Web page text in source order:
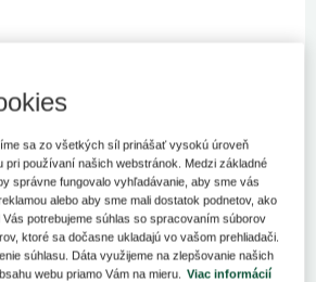
č. 369/2020 Z.z., ktorým sa mení a
na výkon zdravotníckeho
ďalšieho vzdelávania zdravotníckych
špecializačných odborov a sústave
činností v znení neskorších
od 1. januára 2021.
odstránenie nesúladu niektorých
sa zo všetkých síl prinášať vysokú úroveň
pri používaní našich webstránok. Medzi základné
správne fungovalo vyhľadávanie, aby sme vás
alebo aby sme mali dostatok podnetov, ako
potrebujeme súhlas so spracovaním súborov
ktoré sa dočasne ukladajú vo vašom prehliadači.
súhlasu. Dáta využijeme na zlepšovanie našich
webu priamo Vám na mieru.
Viac informácií